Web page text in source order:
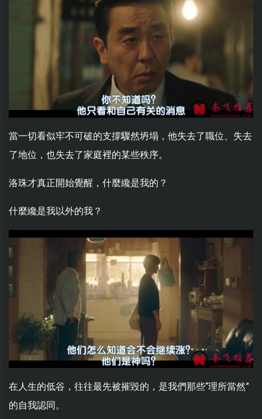
當一切看似牢不可破的支撐驟然坍塌，他失去了職位、失去
了地位，也失去了家庭裡的某些秩序。
洛珠才真正開始覺醒，什麼纔是我的？
什麼纔是我以外的我？
在人生的低谷，往往最先被摧毀的，是我們那些“理所當然”
的自我認同。